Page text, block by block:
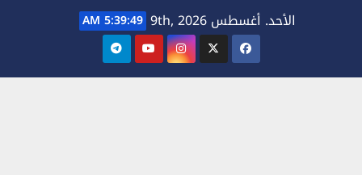
الأحد. أغسطس 9th, 2026 5:39:50 AM